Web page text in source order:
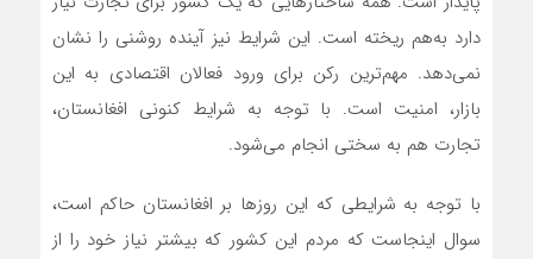
دارد به‌هم ریخته است. این شرایط نیز آینده روشنی را نشان
نمی‌دهد. مهم‌ترین رکن برای ورود فعالان اقتصادی به این
بازار، ‌‌‌‌‌‌‌امنیت است. با توجه به شرایط کنونی افغانستان،
تجارت هم به سختی انجام می‌شود.
با توجه به شرایطی که این روزها بر افغانستان حاکم است،
سوال اینجاست که مردم این کشور که بیشتر نیاز خود را از